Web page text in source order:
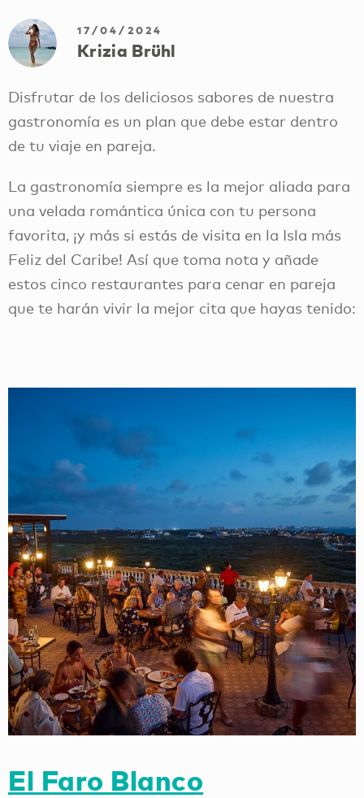
17/04/2024
Krizia Brühl
Disfrutar de los deliciosos sabores de nuestra
gastronomía es un plan que debe estar dentro
de tu viaje en pareja.
La gastronomía siempre es la mejor aliada para
una velada romántica única con tu persona
favorita, ¡y más si estás de visita en la Isla más
Feliz del Caribe! Así que toma nota y añade
estos cinco restaurantes para cenar en pareja
que te harán vivir la mejor cita que hayas tenido:
El Faro Blanco